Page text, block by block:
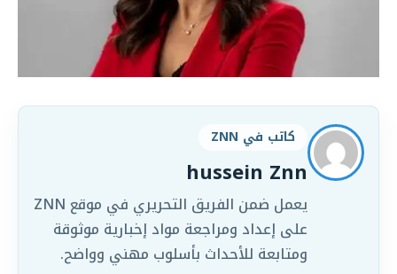
كاتب في ZNN
hussein Znn
يعمل ضمن الفريق التحريري في موقع ZNN
على إعداد ومراجعة مواد إخبارية موثوقة
ومتابعة للأحداث بأسلوب مهني وواضح.